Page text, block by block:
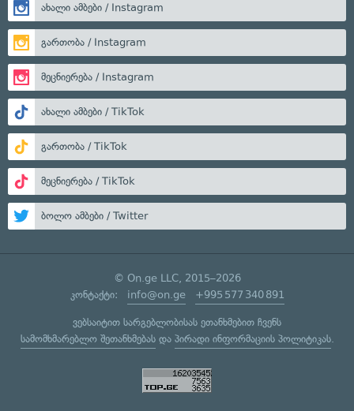
ახალი ამბები / Instagram
გართობა / Instagram
მეცნიერება / Instagram
ახალი ამბები / TikTok
გართობა / TikTok
მეცნიერება / TikTok
ბოლო ამბები / Twitter
© On.ge LLC, 2015–2026
კონტაქტი: info@on.ge +995 577 340 891
ვებსაიტით სარგებლობისას ეთანხმებით ჩვენს
სამომხმარებლო შეთანხმებასდა პირადი ინფორმაციის პოლიტიკას.